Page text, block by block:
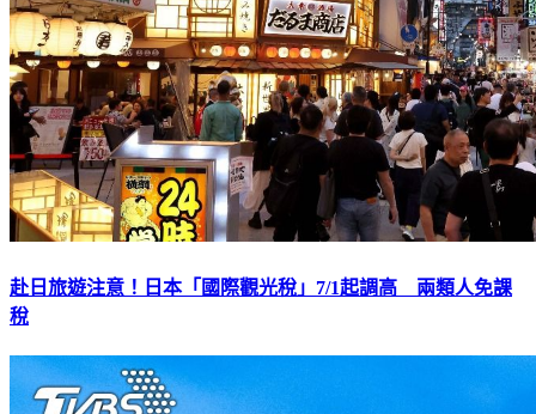
赴日旅遊注意！日本「國際觀光稅」7/1起調高 兩類人免課
稅